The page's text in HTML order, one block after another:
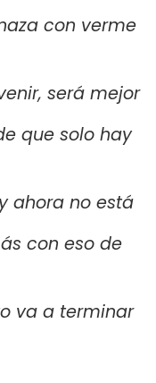
con verme
será mejor
que solo hay
ahora no está
con eso de
va a terminar